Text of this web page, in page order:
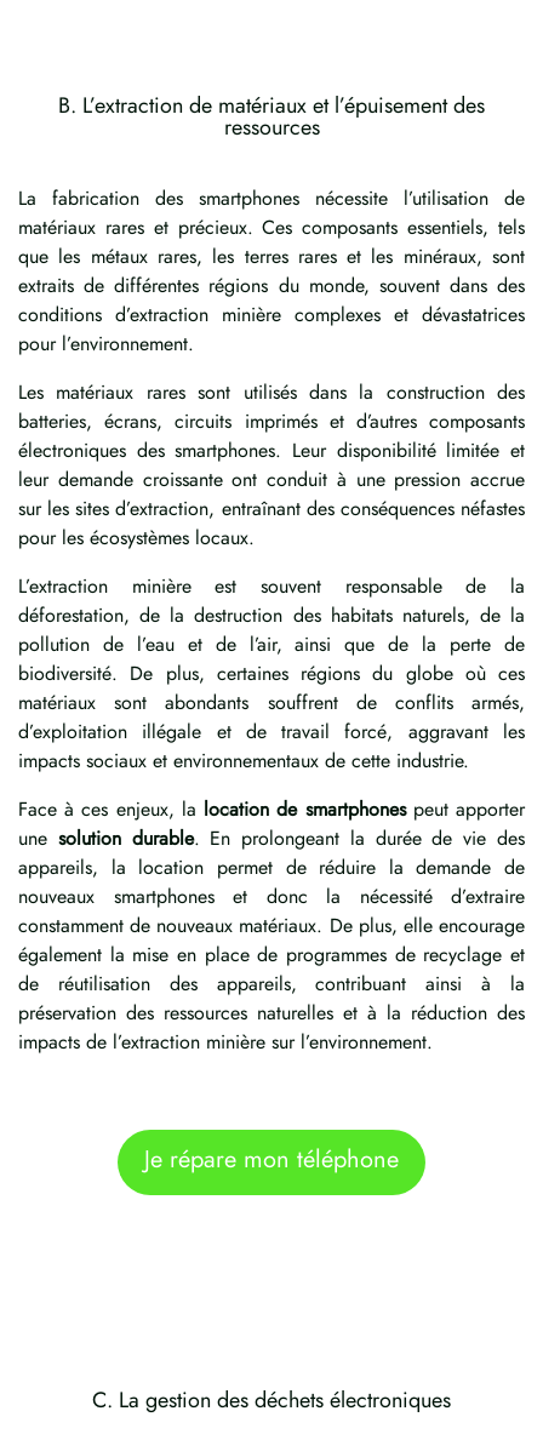
B. L’extraction de matériaux et l’épuisement des
ressources
La fabrication des smartphones nécessite l’utilisation de
matériaux rares et précieux. Ces composants essentiels, tels
que les métaux rares, les terres rares et les minéraux, sont
extraits de différentes régions du monde, souvent dans des
conditions d’extraction minière complexes et dévastatrices
pour l’environnement.
Les matériaux rares sont utilisés dans la construction des
batteries, écrans, circuits imprimés et d’autres composants
électroniques des smartphones. Leur disponibilité limitée et
leur demande croissante ont conduit à une pression accrue
sur les sites d’extraction, entraînant des conséquences néfastes
pour les écosystèmes locaux.
L’extraction minière est souvent responsable de la
déforestation, de la destruction des habitats naturels, de la
pollution de l’eau et de l’air, ainsi que de la perte de
biodiversité. De plus, certaines régions du globe où ces
matériaux sont abondants souffrent de conflits armés,
d’exploitation illégale et de travail forcé, aggravant les
impacts sociaux et environnementaux de cette industrie.
Face à ces enjeux, la location de smartphonespeut apporter
une solution durable. En prolongeant la durée de vie des
appareils, la location permet de réduire la demande de
nouveaux smartphones et donc la nécessité d’extraire
constamment de nouveaux matériaux. De plus, elle encourage
également la mise en place de programmes de recyclage et
de réutilisation des appareils, contribuant ainsi à la
préservation des ressources naturelles et à la réduction des
impacts de l’extraction minière sur l’environnement.
Je répare mon téléphone
C. La gestion des déchets électroniques